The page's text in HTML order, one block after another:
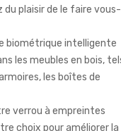
du plaisir de le faire vous-
biométrique intelligente
les meubles en bois,
les boîtes de
verrou à empreintes
choix pour améliorer la